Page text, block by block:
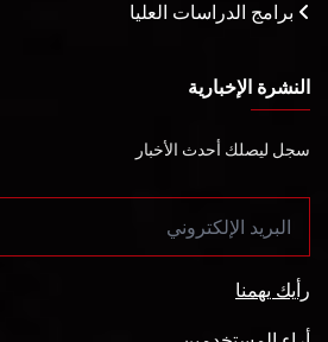
برامج الدراسات العليا
النشرة الإخبارية
سجل ليصلك أحدث الأخبار
رأيك يهمنا